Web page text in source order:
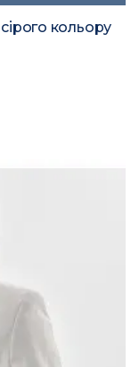
кольору